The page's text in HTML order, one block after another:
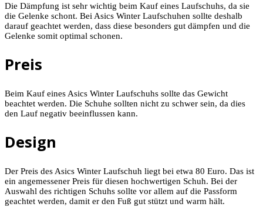
Die Dämpfung ist sehr wichtig beim Kauf eines Laufschuhs, da sie
die Gelenke schont. Bei Asics Winter Laufschuhen sollte deshalb
darauf geachtet werden, dass diese besonders gut dämpfen und die
Gelenke somit optimal schonen.
Preis
Beim Kauf eines Asics Winter Laufschuhs sollte das Gewicht
beachtet werden. Die Schuhe sollten nicht zu schwer sein, da dies
den Lauf negativ beeinflussen kann.
Design
Der Preis des Asics Winter Laufschuh liegt bei etwa 80 Euro. Das ist
ein angemessener Preis für diesen hochwertigen Schuh. Bei der
Auswahl des richtigen Schuhs sollte vor allem auf die Passform
geachtet werden, damit er den Fuß gut stützt und warm hält.